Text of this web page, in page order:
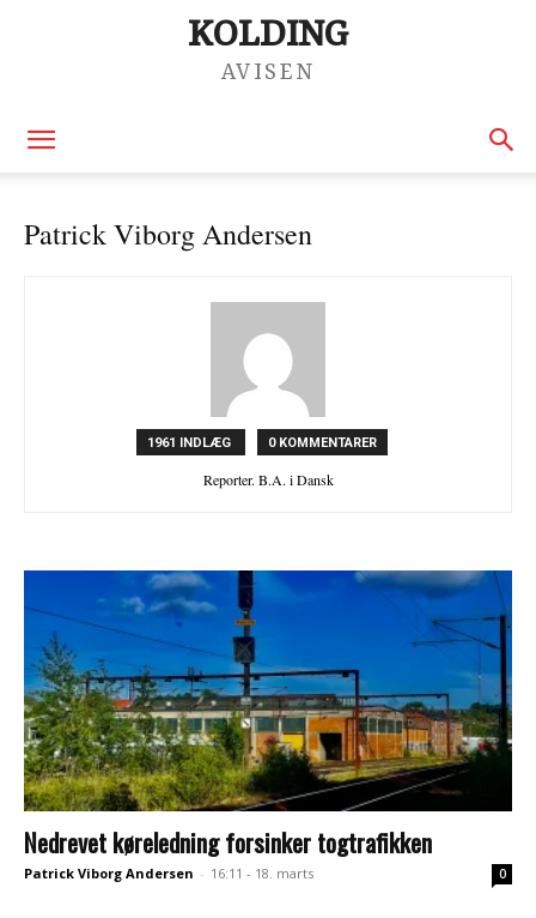
KOLDING
AVISEN
Patrick Viborg Andersen
1961 INDLÆG 0 KOMMENTARER
Reporter. B.A. i Dansk
Nedrevet køreledning forsinker togtrafikken
Patrick Viborg Andersen - 16:11 - 18. marts 0